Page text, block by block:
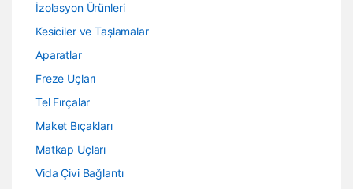
İzolasyon Ürünleri
Kesiciler ve Taşlamalar
Aparatlar
Freze Uçları
Tel Fırçalar
Maket Bıçakları
Matkap Uçları
Vida Çivi Bağlantı